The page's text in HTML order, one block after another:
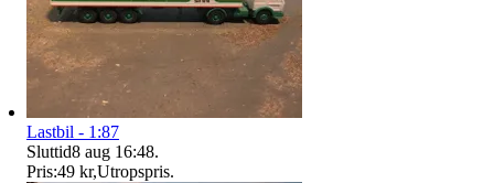
Lastbil - 1:87
Sluttid8 aug 16:48.
Pris:49 kr,Utropspris.